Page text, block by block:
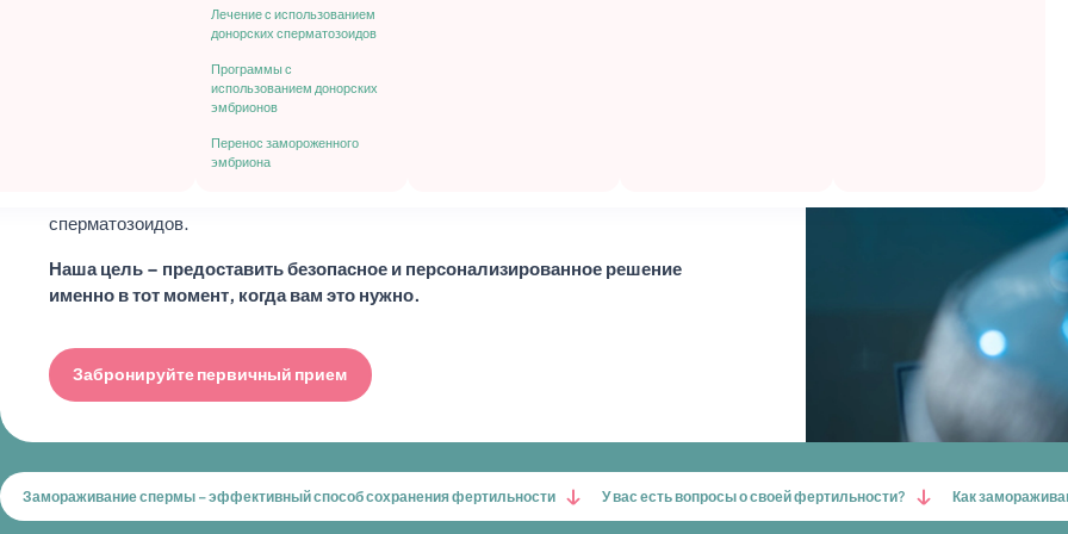
Вторичное бесплодие
Привычное
невынашивание
беременности
Лечение с использованием
донорских сперматозоидов
Программы с
использованием донорских
эмбрионов
Перенос замороженного
эмбриона
будущее
Замораживание спермы дает возможность сохранить свою фертильность с
перспективой на будущее. Этот метод – простой, безопасный и надежный
выбор в ситуации, когда беременность еще не актуальна или предстоят
сперматозоидов.
Наша цель – предоставить безопасное и персонализированное решение
именно в тот момент, когда вам это нужно.
Забронируйте первичный прием
Замораживание спермы – эффективный способ сохранения фертильности У вас есть вопросы о своей фертильности? Как